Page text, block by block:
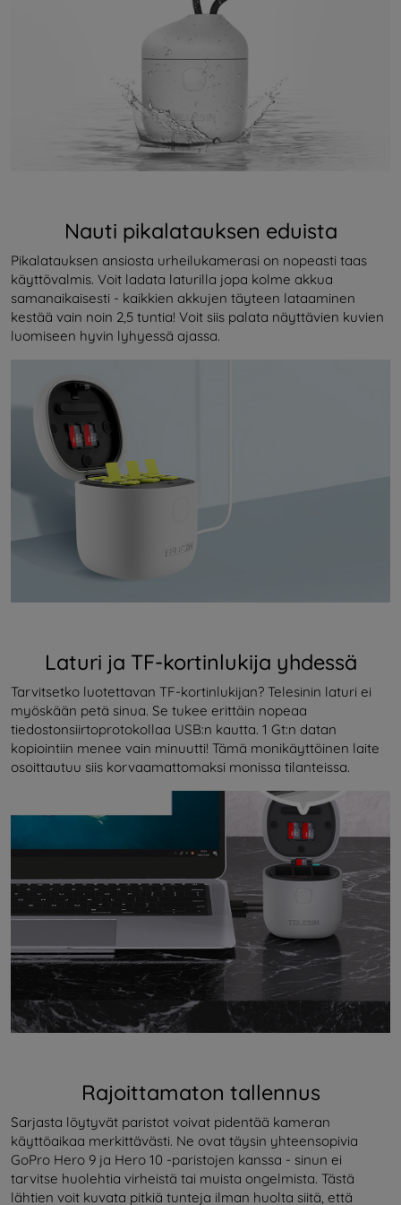
Nauti pikalatauksen eduista
Pikalatauksen ansiosta urheilukamerasi on nopeasti taas
käyttövalmis. Voit ladata laturilla jopa kolme akkua
samanaikaisesti - kaikkien akkujen täyteen lataaminen
kestää vain noin 2,5 tuntia! Voit siis palata näyttävien kuvien
luomiseen hyvin lyhyessä ajassa.
Laturi ja TF-kortinlukija yhdessä
Tarvitsetko luotettavan TF-kortinlukijan? Telesinin laturi ei
myöskään petä sinua. Se tukee erittäin nopeaa
tiedostonsiirtoprotokollaa USB:n kautta. 1 Gt:n datan
kopiointiin menee vain minuutti! Tämä monikäyttöinen laite
osoittautuu siis korvaamattomaksi monissa tilanteissa.
Rajoittamaton tallennus
Sarjasta löytyvät paristot voivat pidentää kameran
käyttöaikaa merkittävästi. Ne ovat täysin yhteensopivia
GoPro Hero 9 ja Hero 10 -paristojen kanssa - sinun ei
tarvitse huolehtia virheistä tai muista ongelmista. Tästä
lähtien voit kuvata pitkiä tunteja ilman huolta siitä, että